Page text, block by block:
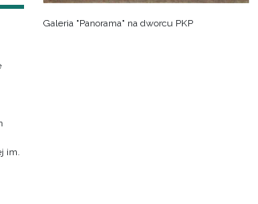
im.
Galeria "Panorama" na dworcu PKP